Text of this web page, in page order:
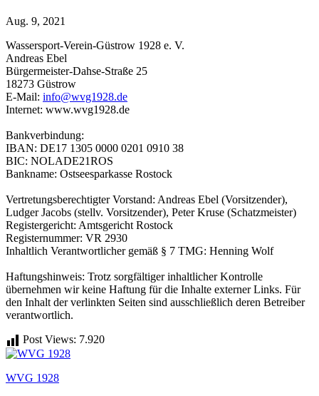
Aug. 9, 2021
Wassersport-Verein-Güstrow 1928 e. V.
Andreas Ebel
Bürgermeister-Dahse-Straße 25
18273 Güstrow
E-Mail: info@wvg1928.de
Internet: www.wvg1928.de
Bankverbindung:
IBAN: DE17 1305 0000 0201 0910 38
BIC: NOLADE21ROS
Bankname: Ostseesparkasse Rostock
Vertretungsberechtigter Vorstand: Andreas Ebel (Vorsitzender),
Ludger Jacobs (stellv. Vorsitzender), Peter Kruse (Schatzmeister)
Registergericht: Amtsgericht Rostock
Registernummer: VR 2930
Inhaltlich Verantwortlicher gemäß § 7 TMG: Henning Wolf
Haftungshinweis: Trotz sorgfältiger inhaltlicher Kontrolle
übernehmen wir keine Haftung für die Inhalte externer Links. Für
den Inhalt der verlinkten Seiten sind ausschließlich deren Betreiber
verantwortlich.
Post Views: 7.920
WVG 1928